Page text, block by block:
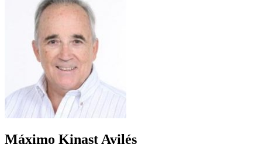
Máximo Kinast Avilés